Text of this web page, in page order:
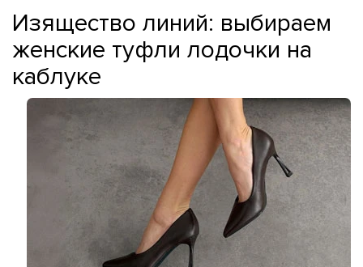
Изящество линий: выбираем
женские туфли лодочки на
каблуке